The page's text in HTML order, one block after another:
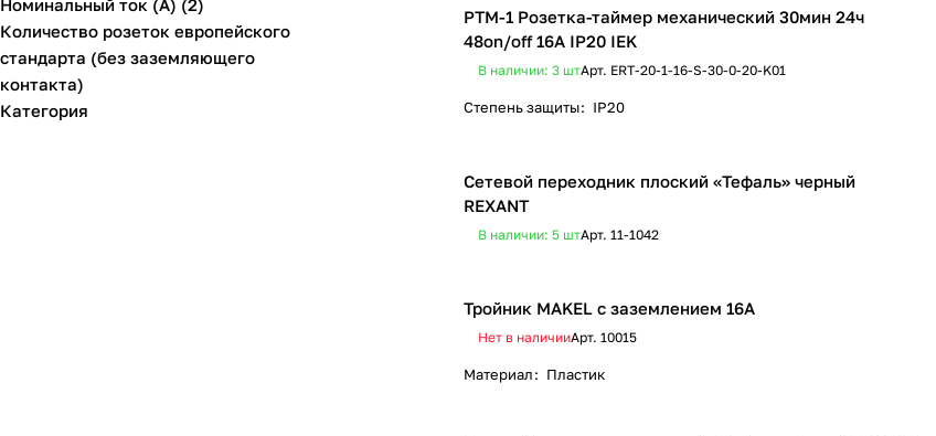
РТМ-1 Розетка-таймер механический 30мин 24ч
48on/off 16А IP20 IEK
В наличии: 3 штАрт. ERT-20-1-16-S-30-0-20-K01
Степень защиты: IP20
Сетевой переходник плоский «Тефаль» черный
REXANT
В наличии: 5 штАрт. 11-1042
Тройник MAKEL с заземлением 16А
Нет в наличииАрт. 10015
Материал: Пластик
Количество розеток европейского
стандарта (без заземляющего
контакта)
Категория